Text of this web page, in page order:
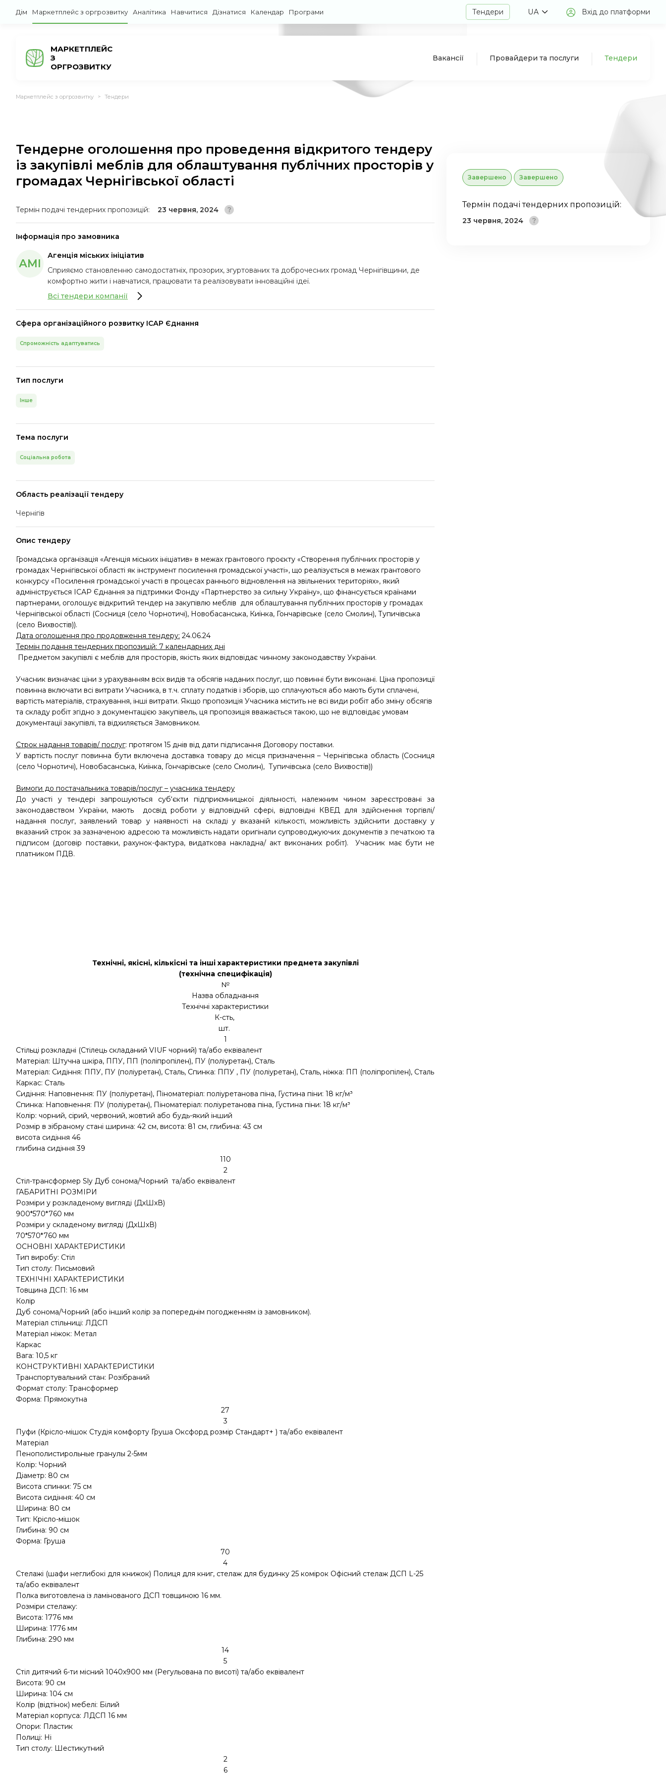
Дім Маркетплейс з оргрозвитку Аналітика Навчитися Дізнатися Календар Програми Тендери UA Вхід до платформи
МАРКЕТПЛЕЙС
З
ОРГРОЗВИТКУ
Вакансії Провайдери та послуги Тендери
Маркетплейс з оргрозвитку > Тендери
Тендерне оголошення про проведення відкритого тендеру
із закупівлі меблів для облаштування публічних просторів у
громадах Чернігівської області
Термін подачі тендерних пропозицій: 23 червня, 2024
Інформація про замовника
АМІ
Агенція міських ініціатив
Сприяємо становленню самодостатніх, прозорих, згуртованих та доброчесних громад Чернігівщини, де
комфортно жити і навчатися, працювати та реалізовувати інноваційні ідеї.
Всі тендери компанії
Сфера організаційного розвитку ІСАР Єднання
Спроможність адаптуватись
Тип послуги
Інше
Тема послуги
Соціальна робота
Область реалізації тендеру
Чернігів
Опис тендеру
Громадська організація «Агенція міських ініціатив» в межах грантового проєкту «Створення публічних просторів у
громадах Чернігівської області як інструмент посилення громадської участі», що реалізується в межах грантового
конкурсу «Посилення громадської участі в процесах раннього відновлення на звільнених територіях», який
адмініструється ІСАР Єднання за підтримки Фонду «Партнерство за сильну Україну», що фінансується країнами
партнерами, оголошує відкритий тендер на закупівлю меблів для облаштування публічних просторів у громадах
Чернігівської області (Сосниця (село Чорнотичі), Новобасанська, Киїнка, Гончарівське (село Смолин), Тупичівська
(село Вихвостів)).
Дата оголошення про продовження тендеру: 24.06.24
Термін подання тендерних пропозицій: 7 календарних дні
Предметом закупівлі є меблів для просторів, якість яких відповідає чинному законодавству України.
Учасник визначає ціни з урахуванням всіх видів та обсягів наданих послуг, що повинні бути виконані. Ціна пропозиції
повинна включати всі витрати Учасника, в т.ч. сплату податків і зборів, що сплачуються або мають бути сплачені,
вартість матеріалів, страхування, інші витрати. Якщо пропозиція Учасника містить не всі види робіт або зміну обсягів
та складу робіт згідно з документацією закупівель, ця пропозиція вважається такою, що не відповідає умовам
документації закупівлі, та відхиляється Замовником.
Строк надання товарів/ послуг: протягом 15 днів від дати підписання Договору поставки.
У вартість послуг повинна бути включена доставка товару до місця призначення – Чернігівська область (Сосниця
(село Чорнотичі), Новобасанська, Киїнка, Гончарівське (село Смолин), Тупичівська (село Вихвостів))
Вимоги до постачальника товарів/послуг – учасника тендеру
До участі у тендері запрошуються суб‘єкти підприємницької діяльності, належним чином зареєстровані за
законодавством України, мають досвід роботи у відповідній сфері, відповідні КВЕД для здійснення торгівлі/
надання послуг, заявлений товар у наявності на складі у вказаній кількості, можливість здійснити доставку у
вказаний строк за зазначеною адресою та можливість надати оригінали супроводжуючих документів з печаткою та
підписом (договір поставки, рахунок-фактура, видаткова накладна/ акт виконаних робіт). Учасник має бути не
платником ПДВ.
Технічні, якісні, кількісні та інші характеристики предмета закупівлі
(технічна специфікація)
№
Назва обладнання
Технічні характеристики
К-сть,
шт.
1
Стільці розкладні (Стілець складаний VIUF чорний) та/або еквівалент
Матеріал: Штучна шкіра, ППУ, ПП (поліпропілен), ПУ (поліуретан), Сталь
Матеріал: Сидіння: ППУ, ПУ (поліуретан), Сталь, Спинка: ППУ , ПУ (поліуретан), Сталь, ніжка: ПП (поліпропілен), Сталь
Каркас: Сталь
Сидіння: Наповнення: ПУ (поліуретан), Піноматеріал: поліуретанова піна, Густина піни: 18 кг/м³
Спинка: Наповнення: ПУ (поліуретан), Піноматеріал: поліуретанова піна, Густина піни: 18 кг/м³
Колір: чорний, сірий, червоний, жовтий або будь-який інший
Розмір в зібраному стані ширина: 42 см, висота: 81 см, глибина: 43 см
висота сидіння 46
глибина сидіння 39
110
2
Стіл-трансформер Sly Дуб сонома/Чорний та/або еквівалент
ГАБАРИТНІ РОЗМІРИ
Розміри у розкладеному вигляді (ДxШxВ)
900*570*760 мм
Розміри у складеному вигляді (ДxШxВ)
70*570*760 мм
ОСНОВНІ ХАРАКТЕРИСТИКИ
Тип виробу: Стіл
Тип столу: Письмовий
ТЕХНІЧНІ ХАРАКТЕРИСТИКИ
Товщина ДСП: 16 мм
Колір
Дуб сонома/Чорний (або інший колір за попереднім погодженням із замовником).
Матеріал стільниці: ЛДСП
Матеріал ніжок: Метал
Каркас
Вага: 10,5 кг
КОНСТРУКТИВНІ ХАРАКТЕРИСТИКИ
Транспортувальний стан: Розібраний
Формат столу: Трансформер
Форма: Прямокутна
27
3
Пуфи (Крісло-мішок Студія комфорту Груша Оксфорд розмір Стандарт+ ) та/або еквівалент
Матеріал
Пенополистирольные гранулы 2-5мм
Колір: Чорний
Діаметр: 80 см
Висота спинки: 75 см
Висота сидіння: 40 см
Ширина: 80 см
Тип: Крісло-мішок
Глибина: 90 см
Форма: Груша
70
4
Стелажі (шафи неглибокі для книжок) Полиця для книг, стелаж для будинку 25 комірок Офісний стелаж ДСП L-25
та/або еквівалент
Полка виготовлена із ламінованого ДСП товщиною 16 мм.
Розміри стелажу:
Висота: 1776 мм
Ширина: 1776 мм
Глибина: 290 мм
14
5
Стіл дитячий 6-ти місний 1040х900 мм (Регульована по висоті) та/або еквівалент
Висота: 90 см
Ширина: 104 см
Колір (відтінок) мебелі: Білий
Матеріал корпуса: ЛДСП 16 мм
Опори: Пластик
Полиці: Ні
Тип столу: Шестикутний
2
6
Завершено Завершено
Термін подачі тендерних пропозицій:
23 червня, 2024